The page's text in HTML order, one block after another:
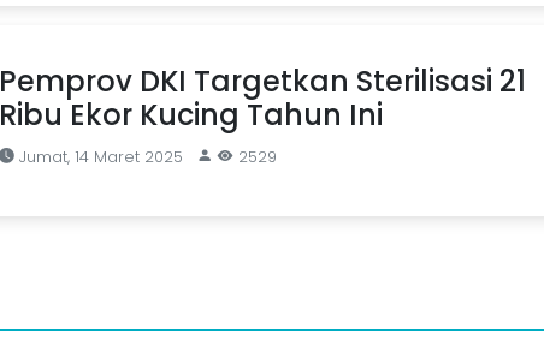
Pemprov DKI Targetkan Sterilisasi 21
Ribu Ekor Kucing Tahun Ini
Jumat, 14 Maret 2025 2529